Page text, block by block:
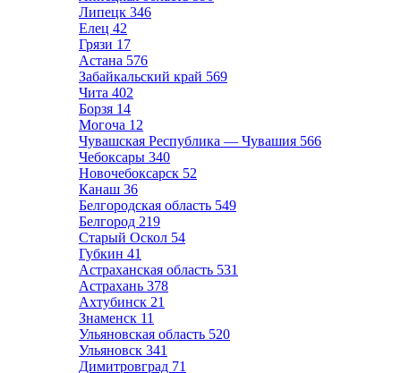
Липецк 346
Елец 42
Грязи 17
Астана 576
Забайкальский край 569
Чита 402
Борзя 14
Могоча 12
Чувашская Республика — Чувашия 566
Чебоксары 340
Новочебоксарск 52
Канаш 36
Белгородская область 549
Белгород 219
Старый Оскол 54
Губкин 41
Астраханская область 531
Астрахань 378
Ахтубинск 21
Знаменск 11
Ульяновская область 520
Ульяновск 341
Димитровград 71